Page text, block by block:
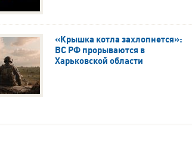
«Крышка котла захлопнется»:
ВС РФ прорываются в
Харьковской области